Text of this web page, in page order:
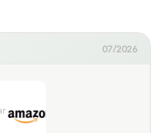
07/2026